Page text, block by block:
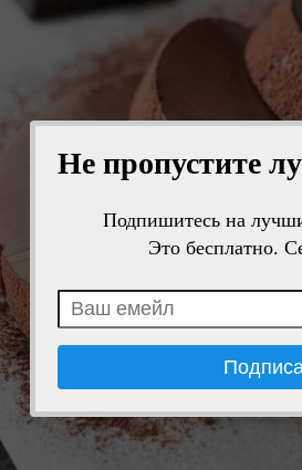
Не пропустите
Подпишитесь на
Это бесплатно.